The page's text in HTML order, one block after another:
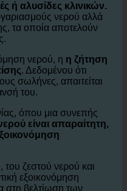
νερού ανά ντους, η
λίτρα την ημέρα,
ή αλυσίδες κλινικών.
νερού αλλά
τα οποία αποτελούν
νερού, η
σωλήνες, απαιτείται
του.
όπου μια συνεπής
είναι απαραίτητη,